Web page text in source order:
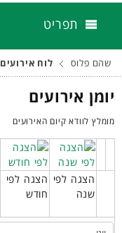
תפריט
שהם פלוס לוח אירועים
יומן אירועים
מומלץ לוודא קיום האירועים
הצגה לפי
שנה
הצגה לפי
חודש